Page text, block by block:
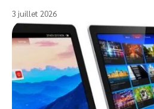
3 juillet 2026